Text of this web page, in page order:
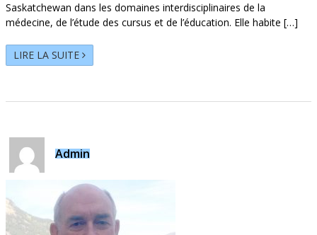
Saskatchewan dans les domaines interdisciplinaires de la
médecine, de l’étude des cursus et de l’éducation. Elle habite […]
LIRE LA SUITE
Admin